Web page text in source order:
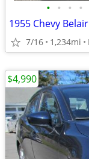
• • • •
1955 Chevy
7/16 1,234mi
$4,990